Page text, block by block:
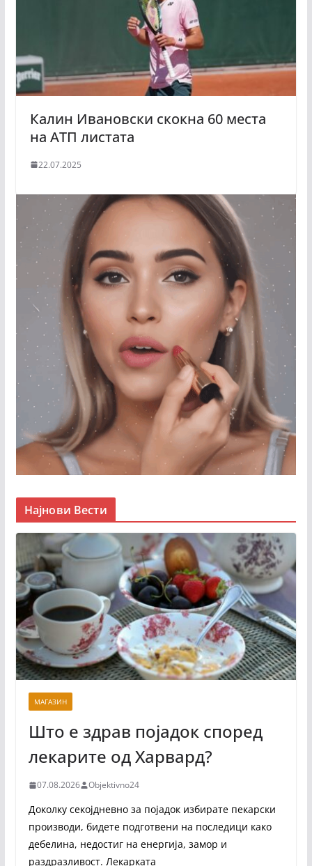
Калин Ивановски скокна 60 места
на АТП листата
22.07.2025
Најнови Вести
МАГАЗИН
Што е здрав појадок според
лекарите од Харвард?
07.08.2026 Objektivno24
Доколку секојдневно за појадок избирате пекарски
производи, бидете подготвени на последици како
дебелина, недостиг на енергија, замор и
раздразливост. Лекарката